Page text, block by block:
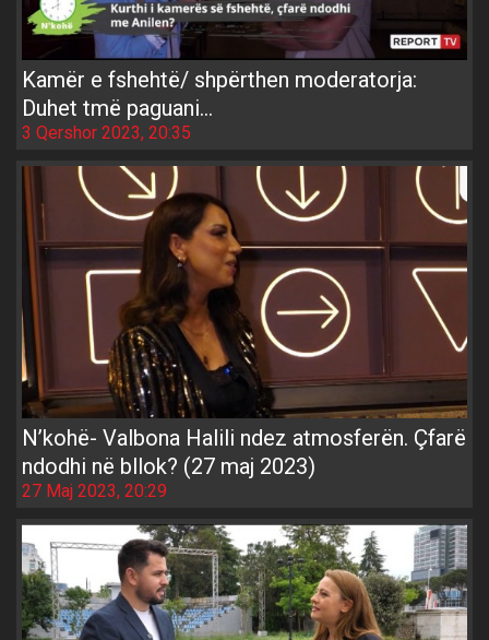
Kamër e fshehtë/ shpërthen moderatorja:
Duhet tmë paguani…
3 Qershor 2023, 20:35
N’kohë- Valbona Halili ndez atmosferën. Çfarë
ndodhi në bllok? (27 maj 2023)
27 Maj 2023, 20:29